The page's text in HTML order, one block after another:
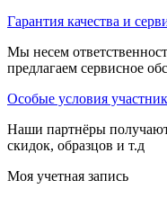
Гарантия качества и
Мы несем
предлагаем сервисное
Особые условия
Наши партнёры
скидок, образцов и т.д
Моя учетная запись